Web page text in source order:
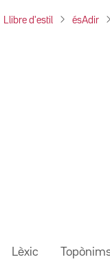
Llibre d'estil ésAdir
Lèxic